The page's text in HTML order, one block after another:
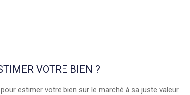
VOTRE BIEN ?
estimer votre bien sur le marché à sa juste valeur